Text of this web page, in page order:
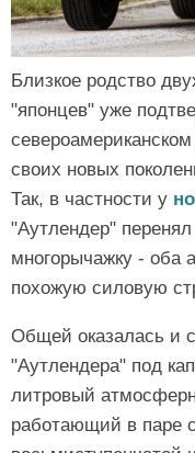
Близкое родство
"японцев" уже
своих новых
Так, в частности у
"Аутлендер"
многорычажку - оба
похожую силовую
Общей оказалась и
"Аутлендера" под
литровый
работающий в паре